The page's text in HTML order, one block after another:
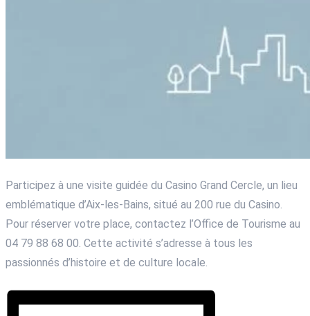
Participez à une visite guidée du Casino Grand Cercle, un lieu
emblématique d’Aix-les-Bains, situé au 200 rue du Casino.
Pour réserver votre place, contactez l’Office de Tourisme au
04 79 88 68 00. Cette activité s’adresse à tous les
passionnés d’histoire et de culture locale.